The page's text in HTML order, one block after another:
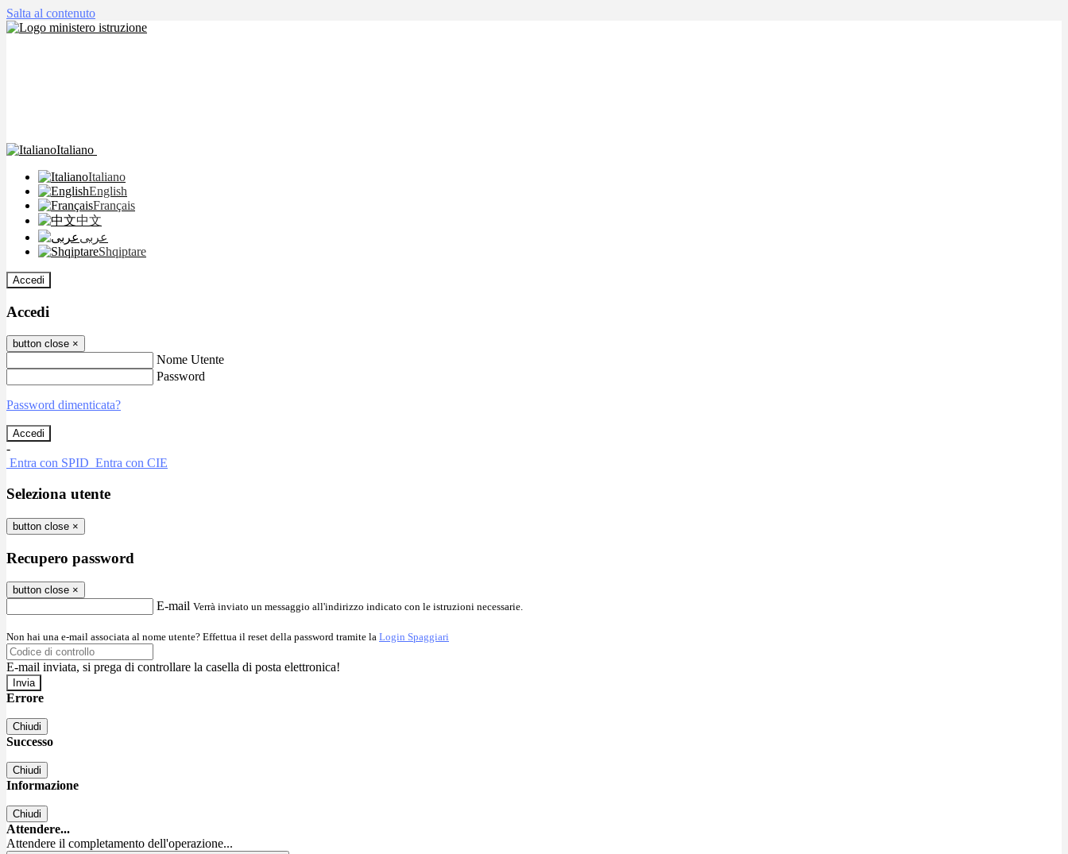
Salta al contenuto
Italiano
Italiano
English
Français
中文
عربى
Shqiptare
Accedi
Accedi
button close ×
Nome Utente
Password
Password dimenticata?
-
Entra con SPID Entra con CIE
Seleziona utente
button close ×
Recupero password
button close ×
E-mail Verrà inviato un messaggio all'indirizzo indicato con le istruzioni necessarie.
Non hai una e-mail associata al nome utente? Effettua il reset della password tramite la Login Spaggiari
E-mail inviata, si prega di controllare la casella di posta elettronica!
Errore
Chiudi
Successo
Chiudi
Informazione
Chiudi
Attendere...
Attendere il completamento dell'operazione...